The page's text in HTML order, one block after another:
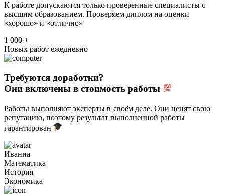
К работе допускаются только проверенные специалисты с
высшим образованием. Проверяем диплом на оценки
«хорошо» и «отлично»
1 000 +
Новых работ ежедневно
Требуются доработки?
Они включены в стоимость работы
Работы выполняют эксперты в своём деле. Они ценят свою
репутацию, поэтому результат выполненной работы
гарантирован
Иванна
Математика
История
Экономика